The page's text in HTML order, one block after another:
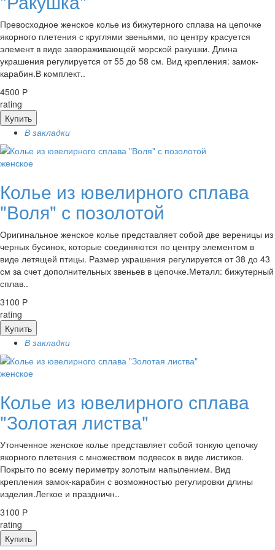
Превосходное женское колье из бижутерного сплава на цепочке
якорного плетения с круглями звеньями, по центру красуется
элемент в виде завораживающей морской ракушки. Длина
украшения регулируется от 55 до 58 см. Вид крепления: замок-
карабин.В комплект..
4500 Р
rating
Купить
В закладки
женское
Колье из ювелирного сплава
"Воля" с позолотой
Оригинальное женское колье представляет собой две вереницы из
черных бусинок, которые соединяются по центру элементом в
виде летящей птицы. Размер украшения регулируется от 38 до 43
см за счет дополнительных звеньев в цепочке.Металл: бижутерный
сплав..
3100 Р
rating
Купить
В закладки
женское
Колье из ювелирного сплава
"Золотая листва"
Утонченное женское колье представляет собой тонкую цепочку
якорного плетения с множеством подвесок в виде листиков.
Покрыто по всему периметру золотым напылением. Вид
крепления замок-карабин с возможностью регулировки длины
изделия.Легкое и праздничн..
3100 Р
rating
Купить